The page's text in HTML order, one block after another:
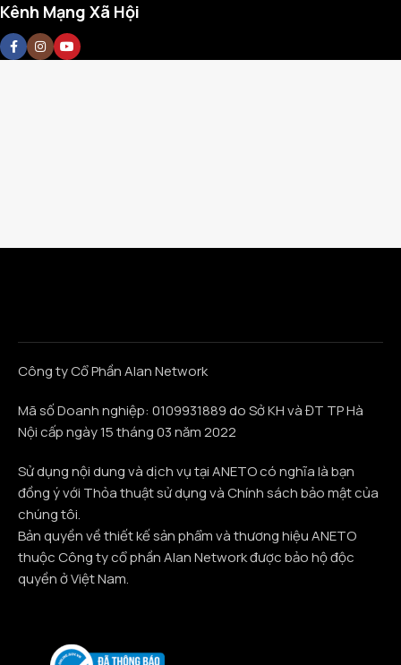
Kênh Mạng Xã Hội
Công ty Cổ Phần Alan Network
Mã số Doanh nghiệp: 0109931889 do Sở KH và ĐT TP Hà
Nội cấp ngày 15 tháng 03 năm 2022
Sử dụng nội dung và dịch vụ tại ANETO có nghĩa là bạn
đồng ý với Thỏa thuật sử dụng và Chính sách bảo mật của
chúng tôi.
Bản quyền về thiết kế sản phẩm và thương hiệu ANETO
thuộc Công ty cổ phần Alan Network được bảo hộ độc
quyền ở Việt Nam.